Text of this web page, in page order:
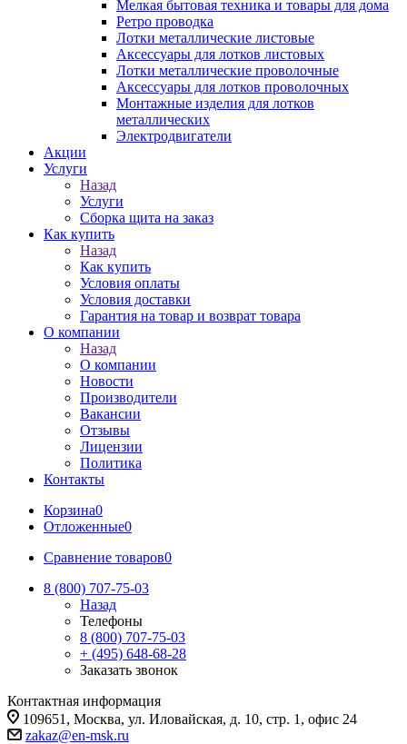
Мелкая бытовая техника и товары для дома
Ретро проводка
Лотки металлические листовые
Аксессуары для лотков листовых
Лотки металлические проволочные
Аксессуары для лотков проволочных
Монтажные изделия для лотков
металлических
Электродвигатели
Акции
Услуги
Назад
Услуги
Сборка щита на заказ
Как купить
Назад
Как купить
Условия оплаты
Условия доставки
Гарантия на товар и возврат товара
О компании
Назад
О компании
Новости
Производители
Вакансии
Отзывы
Лицензии
Политика
Контакты
Корзина0
Отложенные0
Сравнение товаров0
8 (800) 707-75-03
Назад
Телефоны
8 (800) 707-75-03
+ (495) 648-68-28
Заказать звонок
Контактная информация
109651, Москва, ул. Иловайская, д. 10, стр. 1, офис 24
zakaz@en-msk.ru